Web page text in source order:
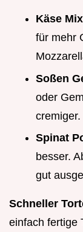
Käse
für mehr
Soßen
oder
cremiger.
Spinat
besser.
gut
Schneller
einfach fertige